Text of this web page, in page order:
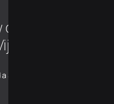
in
Science of all things